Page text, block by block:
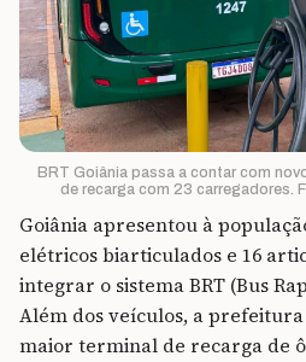
BRT Goiânia passa a contar com
de recarga com 23 carregadores.
Goiânia apresentou à
elétricos biarticulados e 16
integrar o sistema BRT (Bus
Além dos veículos, a
maior terminal de recarga de